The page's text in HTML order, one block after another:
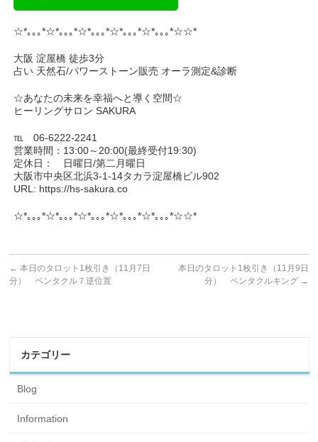
☆*｡｡｡*☆*｡｡｡*☆*｡｡｡*☆*｡｡｡*☆*｡｡｡*☆☆*
大阪 淀屋橋 徒歩3分
占い 天然石/パワーストーン販売 オーラ測定&診断
☆あなたの未来を幸福へと導く空間☆
ヒーリングサロン SAKURA
℡ 06-6222-2241
営業時間：13:00～20:00(最終受付19:30)
定休日： 日曜日/第二月曜日
大阪市中央区北浜3-1-14タカラ淀屋橋ビル902
URL: https://hs-sakura.co
☆*｡｡｡*☆*｡｡｡*☆*｡｡｡*☆*｡｡｡*☆*｡｡｡*☆☆*
← 本日のタロット1枚引き（11月7日
分） ペンタクル７逆位置
本日のタロット1枚引き（11月9日
分） ペンタクルキング →
カテゴリー
Blog
Information